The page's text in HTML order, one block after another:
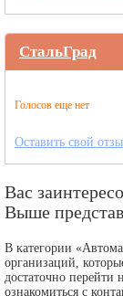
СтальГрад
Голосов еще нет
Оставить свой
Вас
Выше
В категории
организаций,
достаточно
ознакомиться с